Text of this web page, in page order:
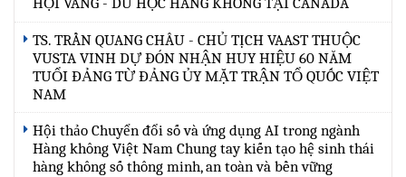
HỘI VÀNG - DU HỌC HÀNG KHÔNG TẠI CANADA
TS. TRẦN QUANG CHÂU - CHỦ TỊCH VAAST THUỘC
VUSTA VINH DỰ ĐÓN NHẬN HUY HIỆU 60 NĂM
TUỔI ĐẢNG TỪ ĐẢNG ỦY MẶT TRẬN TỔ QUỐC VIỆT
NAM
Hội thảo Chuyển đổi số và ứng dụng AI trong ngành
Hàng không Việt Nam Chung tay kiến tạo hệ sinh thái
hàng không số thông minh, an toàn và bền vững